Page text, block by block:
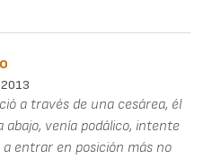
a través de una cesárea, él
abajo, venía podálico, intente
entrar en posición más no